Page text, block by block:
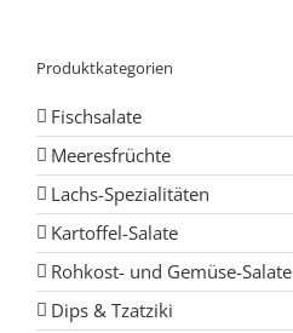
Produktkategorien
Fischsalate
Meeresfrüchte
Lachs-Spezialitäten
Kartoffel-Salate
Rohkost- und Gemüse-Salate
Dips & Tzatziki